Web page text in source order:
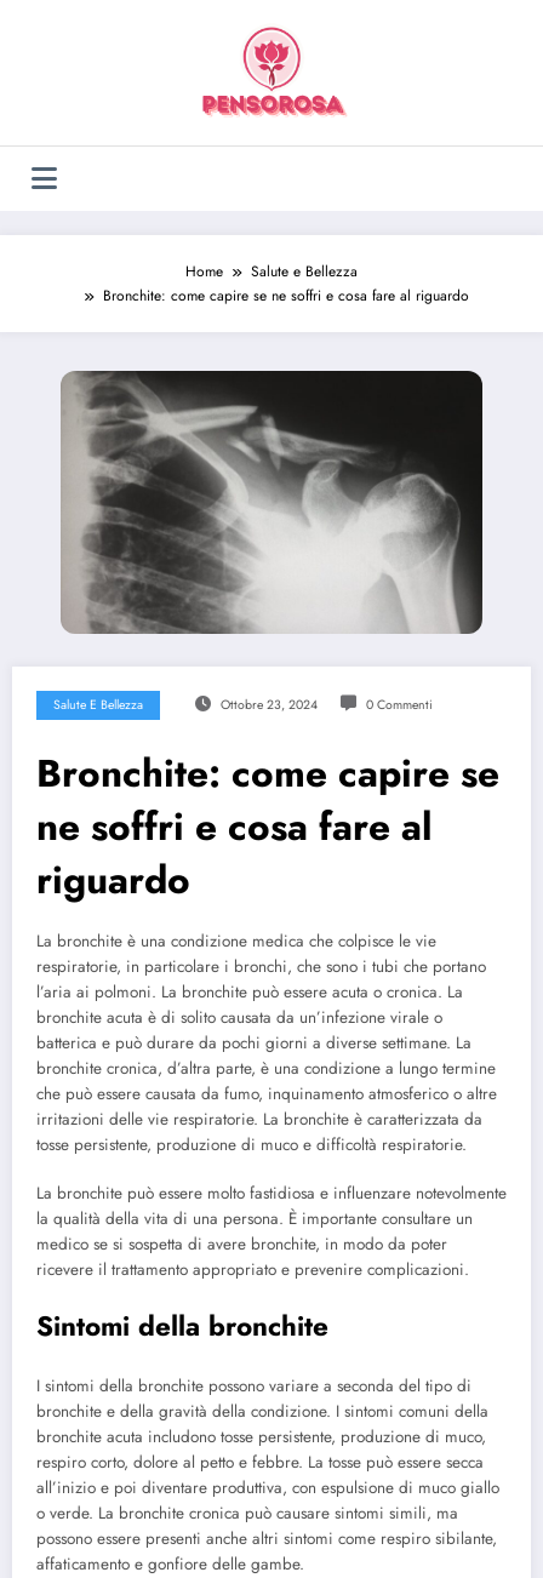
Home
Salute e Bellezza
Bronchite: come capire se ne soffri e cosa fare al riguardo
Salute E Bellezza Ottobre 23, 2024 0 Commenti
Bronchite: come capire se
ne soffri e cosa fare al
riguardo
La bronchite è una condizione medica che colpisce le vie
respiratorie, in particolare i bronchi, che sono i tubi che portano
l’aria ai polmoni. La bronchite può essere acuta o cronica. La
bronchite acuta è di solito causata da un’infezione virale o
batterica e può durare da pochi giorni a diverse settimane. La
bronchite cronica, d’altra parte, è una condizione a lungo termine
che può essere causata da fumo, inquinamento atmosferico o altre
irritazioni delle vie respiratorie. La bronchite è caratterizzata da
tosse persistente, produzione di muco e difficoltà respiratorie.
La bronchite può essere molto fastidiosa e influenzare notevolmente
la qualità della vita di una persona. È importante consultare un
medico se si sospetta di avere bronchite, in modo da poter
ricevere il trattamento appropriato e prevenire complicazioni.
Sintomi della bronchite
I sintomi della bronchite possono variare a seconda del tipo di
bronchite e della gravità della condizione. I sintomi comuni della
bronchite acuta includono tosse persistente, produzione di muco,
respiro corto, dolore al petto e febbre. La tosse può essere secca
all’inizio e poi diventare produttiva, con espulsione di muco giallo
o verde. La bronchite cronica può causare sintomi simili, ma
possono essere presenti anche altri sintomi come respiro sibilante,
affaticamento e gonfiore delle gambe.